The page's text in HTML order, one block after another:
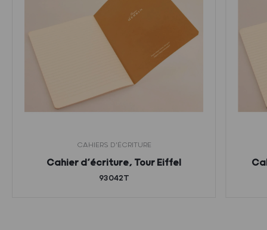
CAHIERS D'ÉCRITURE
Cahier d’écriture, Tour Eiffel
93042T